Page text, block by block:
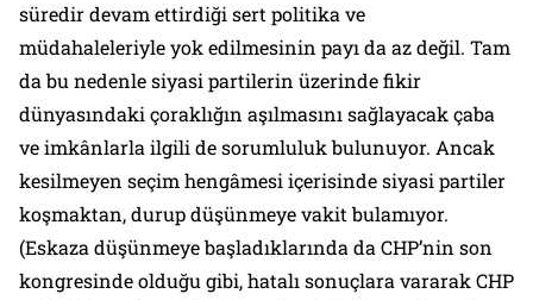
süredir devam ettirdiği sert politika ve
müdahaleleriyle yok edilmesinin payı da az değil. Tam
da bu nedenle siyasi partilerin üzerinde fikir
dünyasındaki çoraklığın aşılmasını sağlayacak çaba
ve imkânlarla ilgili de sorumluluk bulunuyor. Ancak
kesilmeyen seçim hengâmesi içerisinde siyasi partiler
koşmaktan, durup düşünmeye vakit bulamıyor.
(Eskaza düşünmeye başladıklarında da CHP’nin son
kongresinde olduğu gibi, hatalı sonuçlara vararak CHP